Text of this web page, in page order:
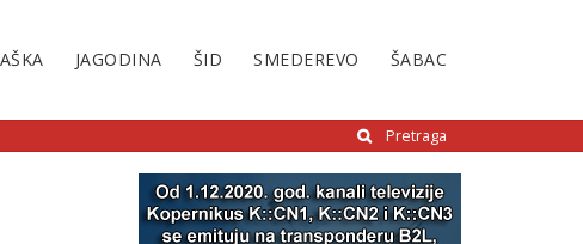
JAGODINA ŠID SMEDEREVO ŠABAC
Pretraga